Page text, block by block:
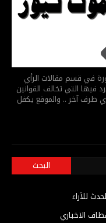
في قسم مقالات الرأي
فيها التي تخالف القوانين
طرف آخر .. والموقع يكفل
للآراء
الاخباري